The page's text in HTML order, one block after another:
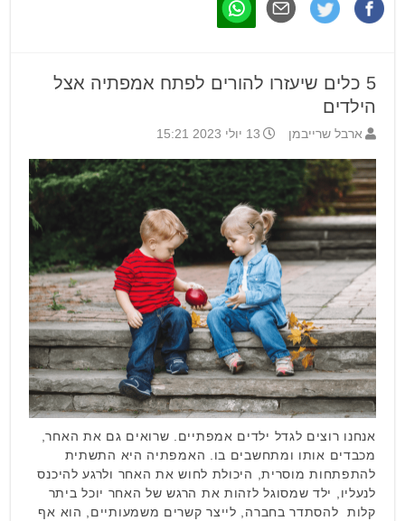
5 כלים שיעזרו להורים לפתח אמפתיה אצל
הילדים
ארבל שרייבמן 13 יולי 2023 15:21
אנחנו רוצים לגדל ילדים אמפתיים. שרואים גם את האחר,
מכבדים אותו ומתחשבים בו. האמפתיה היא התשתית
להתפתחות מוסרית, היכולת לחוש את האחר ולרגע להיכנס
לנעליו, ילד שמסוגל לזהות את הרגש של האחר יוכל ביתר
קלות להסתדר בחברה, לייצר קשרים משמעותיים, הוא אף